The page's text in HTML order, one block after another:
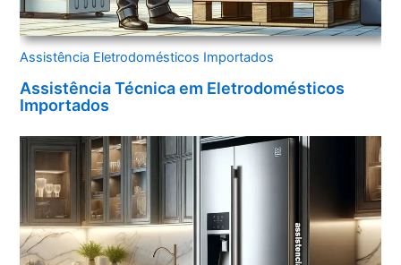
Assistência Eletrodomésticos Importados
Assistência Técnica em Eletrodomésticos
Importados